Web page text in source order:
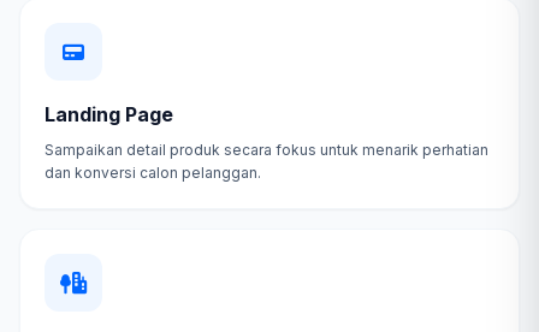
Landing Page
Sampaikan detail produk secara fokus untuk menarik perhatian
dan konversi calon pelanggan.